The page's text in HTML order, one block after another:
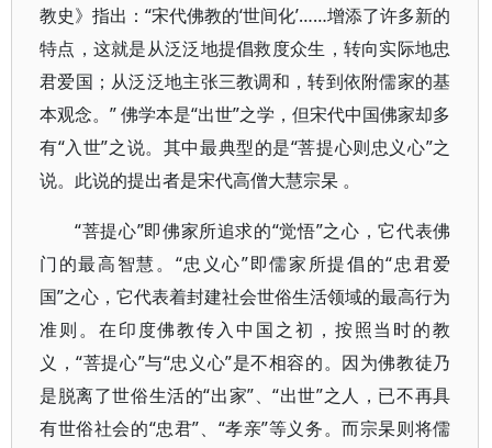
教史》指出：“宋代佛教的‘世间化’……增添了许多新的
特点，这就是从泛泛地提倡救度众生，转向实际地忠
君爱国；从泛泛地主张三教调和，转到依附儒家的基
本观念。” 佛学本是“出世”之学，但宋代中国佛家却多
有“入世”之说。其中最典型的是“菩提心则忠义心”之
说。此说的提出者是宋代高僧大慧宗杲 。
“菩提心”即佛家所追求的“觉悟”之心，它代表佛
门的最高智慧。“忠义心”即儒家所提倡的“忠君爱
国”之心，它代表着封建社会世俗生活领域的最高行为
准则。在印度佛教传入中国之初，按照当时的教
义，“菩提心”与“忠义心”是不相容的。因为佛教徒乃
是脱离了世俗生活的“出家”、“出世”之人，已不再具
有世俗社会的“忠君”、“孝亲”等义务。而宗杲则将儒